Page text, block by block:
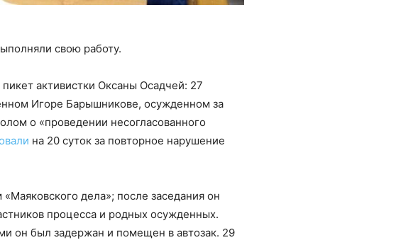
свою работу.
активистки Оксаны Осадчей: 27
Игоре Барышникове, осужденном за
о «проведении несогласованного
на 20 суток за повторное нарушение
дела»; после заседания он
процесса и родных осужденных.
он был задержан и помещен в автозак. 29